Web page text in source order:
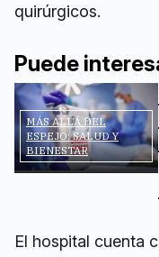
quirúrgicos.
Puede
MÁS ALLÁ DEL
ESPEJO: SALUD Y
BIENESTAR
El hospital cuenta